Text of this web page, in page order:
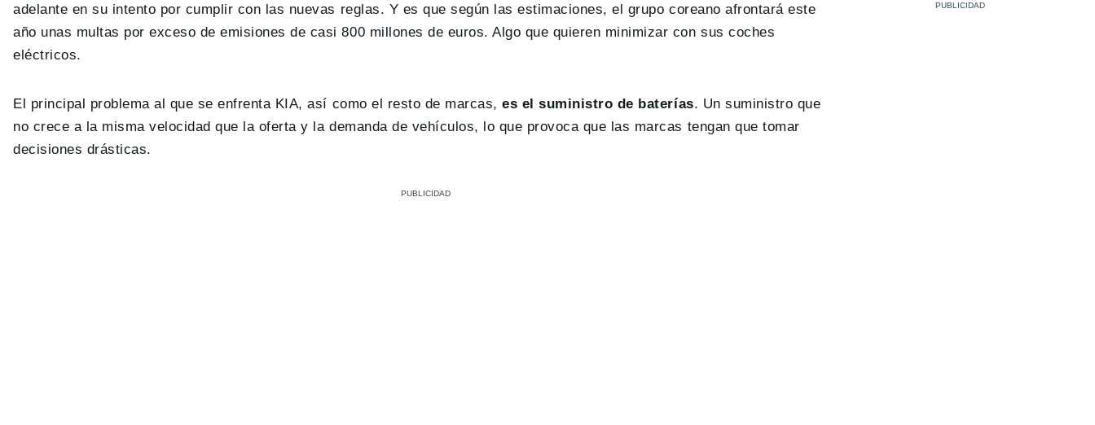
adelante en su intento por cumplir con las nuevas reglas. Y es que según las estimaciones, el grupo coreano afrontará este
año unas multas por exceso de emisiones de casi 800 millones de euros. Algo que quieren minimizar con sus coches
eléctricos.
El principal problema al que se enfrenta KIA, así como el resto de marcas,es el suministro de baterías. Un suministro que
no crece a la misma velocidad que la oferta y la demanda de vehículos, lo que provoca que las marcas tengan que tomar
decisiones drásticas.